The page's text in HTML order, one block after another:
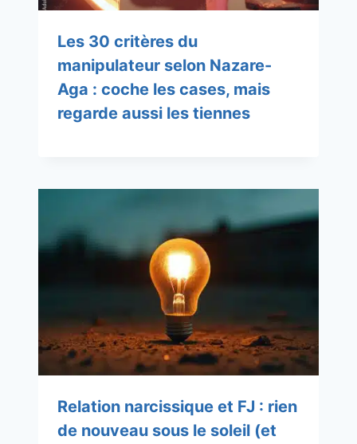
Les 30 critères du
manipulateur selon Nazare-
Aga : coche les cases, mais
regarde aussi les tiennes
Relation narcissique et FJ : rien
de nouveau sous le soleil (et